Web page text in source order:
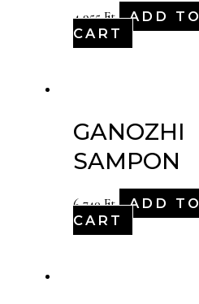
4,955Ft
ADD TO
CART
GANOZHI
SAMPON
6,740Ft
ADD TO
CART